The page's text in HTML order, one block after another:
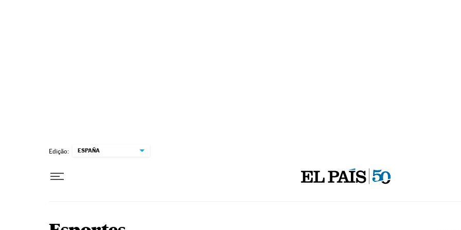
Edição: ESPAÑA